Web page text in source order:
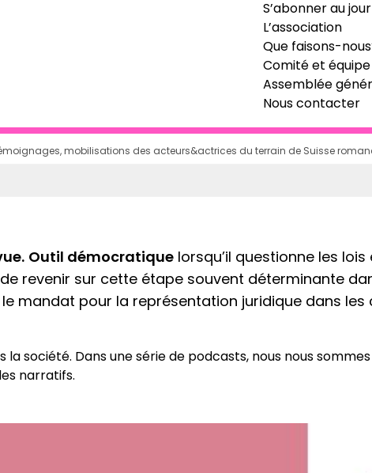
S’abonner au
L’association
Que faisons-
Comité et équipe
Assemblée
Nous contacter
mobilisations des acteurs&actrices du terrain de Suisse
Outil démocratique lorsqu’il questionne les
revenir sur cette étape souvent déterminante
mandat pour la représentation juridique dans
la société. Dans une série de podcasts, nous nous
narratifs.